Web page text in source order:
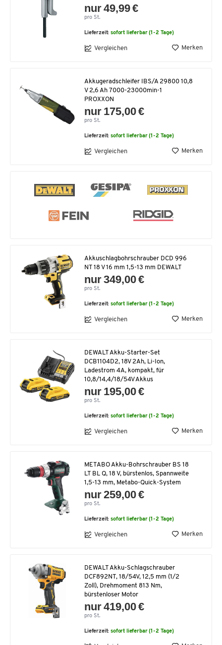
nur 49,99 €
pro St.
Lieferzeit:sofort lieferbar (1-2 Tage)
Vergleichen Merken
Akkugeradschleifer IBS/A 29800 10,8
V 2,6 Ah 7000-23000min-1
PROXXON
nur 175,00 €
pro St.
Lieferzeit:sofort lieferbar (1-2 Tage)
Vergleichen Merken
Akkuschlagbohrschrauber DCD 996
NT 18 V 16 mm 1,5-13 mm DEWALT
nur 349,00 €
pro St.
Lieferzeit:sofort lieferbar (1-2 Tage)
Vergleichen Merken
DEWALT Akku-Starter-Set
DCB1104D2, 18V 2Ah, Li-Ion,
Ladestrom 4A, kompakt, für
10,8/14,4/18/54V Akkus
nur 195,00 €
pro St.
Lieferzeit:sofort lieferbar (1-2 Tage)
Vergleichen Merken
METABO Akku-Bohrschrauber BS 18
LT BL Q, 18 V, bürstenlos, Spannweite
1,5-13 mm, Metabo-Quick-System
nur 259,00 €
pro St.
Lieferzeit:sofort lieferbar (1-2 Tage)
Vergleichen Merken
DEWALT Akku-Schlagschrauber
DCF892NT, 18/54V, 12,5 mm (1/2
Zoll), Drehmoment 813 Nm,
bürstenloser Motor
nur 419,00 €
pro St.
Lieferzeit:sofort lieferbar (1-2 Tage)